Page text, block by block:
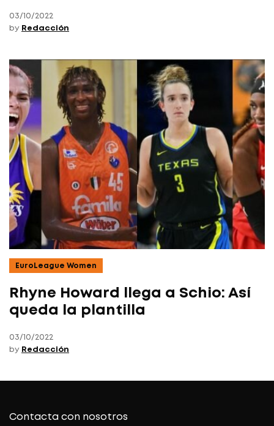
03/10/2022
by Redacción
EuroLeague Women
Rhyne Howard llega a Schio: Así
queda la plantilla
03/10/2022
by Redacción
Contacta con nosotros